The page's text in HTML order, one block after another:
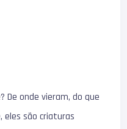
De onde vieram, do que
eles são criaturas